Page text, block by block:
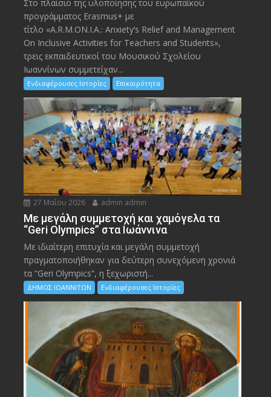
Στο πλαίσιο της υλοποίησης του ευρωπαϊκού
προγράμματος Erasmus+ με
τίτλο «A.R.M.ON.I.A.: Anxiety’s Relief and Management
On Inclusive Activities for Teachers and Students»,
τρεις εκπαιδευτικοί του Μουσικού Σχολείου
Ιωαννίνων συμμετείχαν...
Ενδιαφέρουσες Ιστορίες Επικαιρότητα
27 Μαΐου 2026 admin admin
Με μεγάλη συμμετοχή και χαμόγελα τα
“Geri Olympics” στα Ιωάννινα
Με ιδιαίτερη επιτυχία και μεγάλη συμμετοχή
πραγματοποιήθηκαν για δεύτερη συνεχόμενη χρονιά
τα “Geri Olympics”, η ξεχωριστή...
ΔΗΜΟΣ ΙΩΑΝΝΙΤΩΝ Ενδιαφέρουσες Ιστορίες